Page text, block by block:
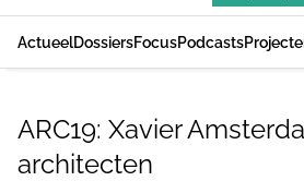
ActueelDossiersFocusPodcasts
ARC19: Xavier
architecten